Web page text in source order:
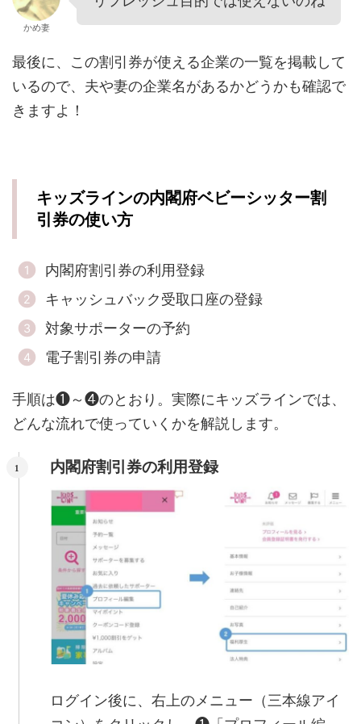
かめ妻
最後に、この割引券が使える企業の一覧を掲載して
いるので、夫や妻の企業名があるかどうかも確認で
きますよ！
キッズラインの内閣府ベビーシッター割
引券の使い方
内閣府割引券の利用登録
キャッシュバック受取口座の登録
対象サポーターの予約
電子割引券の申請
手順は❶～❹のとおり。実際にキッズラインでは、
どんな流れで使っていくかを解説します。
内閣府割引券の利用登録
ログイン後に、右上のメニュー（三本線アイ